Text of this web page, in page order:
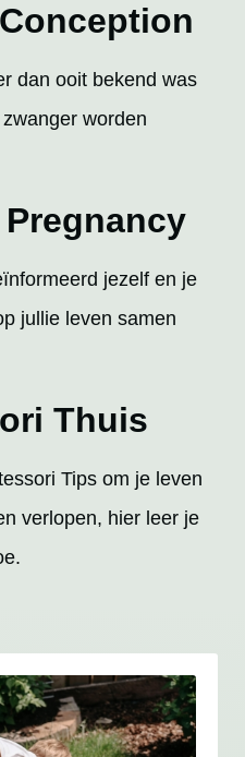
dan ooit bekend was
worden
jezelf en je
jullie leven samen
Thuis
Tips om je leven
verlopen, hier leer je